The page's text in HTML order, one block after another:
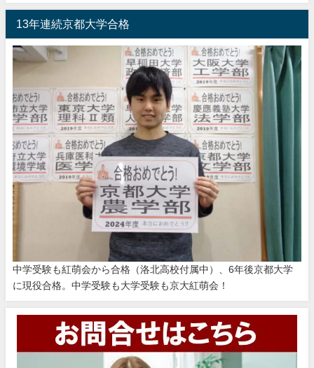
13年連続京都大学合格
中学受験も紅萌会から合格（洛北高校付属中）、6年後京都大学
に現役合格。中学受験も大学受験も京大紅萌会！